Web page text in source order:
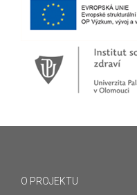
O PROJEKTU